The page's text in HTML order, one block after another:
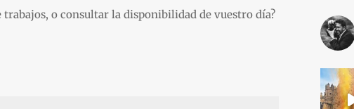
trabajos, o consultar la disponibilidad de vuestro día?